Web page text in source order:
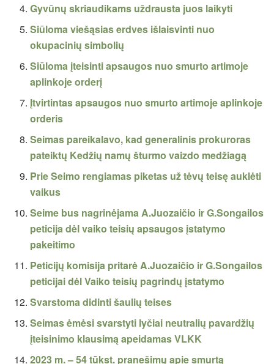
Gyvūnų skriaudikams uždrausta juos laikyti
Siūloma viešąsias erdves išlaisvinti nuo
okupacinių simbolių
Siūloma įteisinti apsaugos nuo smurto artimoje
aplinkoje orderį
Įtvirtintas apsaugos nuo smurto artimoje aplinkoje
orderis
Seimas pareikalavo, kad generalinis prokuroras
pateiktų Kedžių namų šturmo vaizdo medžiagą
Prie Seimo rengiamas piketas už tėvų teisę auklėti
vaikus
Seime bus nagrinėjama A.Juozaičio ir G.Songailos
peticija dėl vaiko teisių apsaugos įstatymo
pakeitimo
Peticijų komisija pritarė A.Juozaičio ir G.Songailos
peticijai dėl Vaiko teisių pagrindų įstatymo
Svarstoma didinti šaulių teises
Seimas ėmėsi svarstyti lyčiai neutralių pavardžių
įteisinimo klausimą apeidamas VLKK
2023 m. – 54 tūkst. pranešimų apie smurtą